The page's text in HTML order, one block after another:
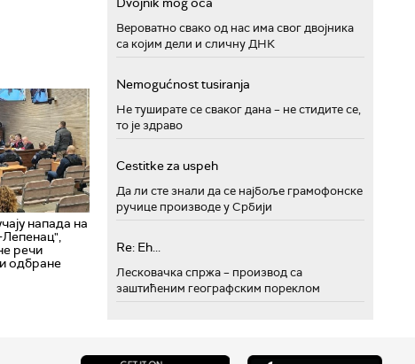
напада на
речи
одбране
Вероватно свако од нас има свог двојника
са којим дели и сличну ДНК
Nemogućnost tusiranja
Не туширате се сваког дана – не стидите се,
то је здраво
Cestitke za uspeh
Да ли сте знали да се најбоље грамофонске
ручице производе у Србији
Re: Eh...
Лесковачка спржа – производ са
заштићеним географским пореклом